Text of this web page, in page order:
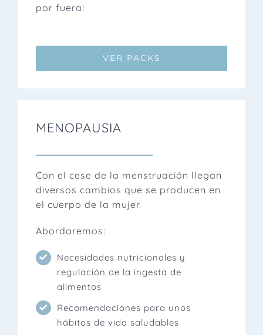
por fuera!
VER PACKS
MENOPAUSIA
Con el cese de la menstruación llegan
diversos cambios que se producen en
el cuerpo de la mujer.
Abordaremos:
Necesidades nutricionales y
regulación de la ingesta de
alimentos
Recomendaciones para unos
hábitos de vida saludables